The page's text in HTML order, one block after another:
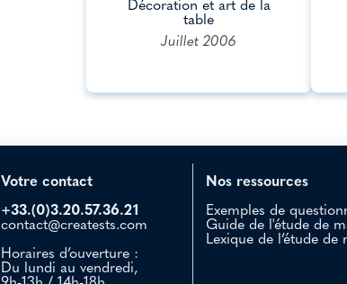
Décoration et art de la
table
Juillet 2006
Votre contact
+33.(0)3.20.57.36.21
contact@creatests.com
Horaires d’ouverture :
Du lundi au vendredi,
Nos ressources
Exemples de
Guide de l'étude de
Lexique de l’étude de